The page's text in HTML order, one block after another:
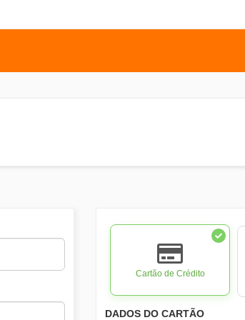
Cartão de Crédito
DADOS DO CARTÃO